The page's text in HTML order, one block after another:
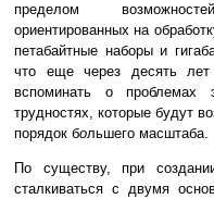
пределом
ориентированных на
петабайтные наборы и
что еще через десять
вспоминать о проблемах
трудностях, которые будут
порядок большего масштаба.
По существу, при
сталкиваться с двумя